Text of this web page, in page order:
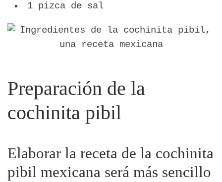
1 pizca de sal
Preparación de la
cochinita pibil
Elaborar la receta de la cochinita
pibil mexicana será más sencillo